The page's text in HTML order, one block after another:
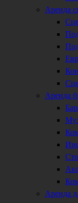
Аренда
Аренда
Аренда